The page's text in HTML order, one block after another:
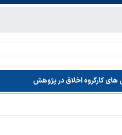
های کارگروه اخلاق در پژوهش